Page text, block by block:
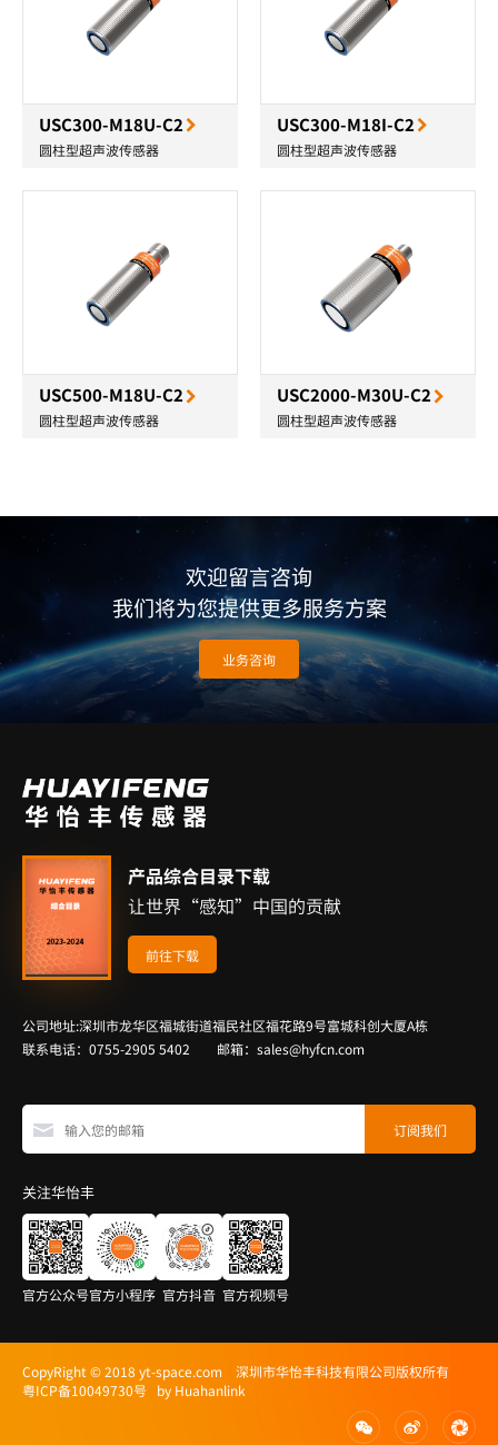
USC300-M18U-C2
圆柱型超声波传感器
USC300-M18I-C2
圆柱型超声波传感器
USC500-M18U-C2
圆柱型超声波传感器
USC2000-M30U-C2
圆柱型超声波传感器
欢迎留言咨询
我们将为您提供更多服务方案
业务咨询
产品综合目录下载
让世界“感知”中国的贡献
前往下载
公司地址:深圳市龙华区福城街道福民社区福花路9号富城科创大厦A栋
联系电话：0755-2905 5402 邮箱：sales@hyfcn.com
关注华怡丰
官方公众号官方小程序 官方抖音 官方视频号
CopyRight © 2018 yt-space.com 深圳市华怡丰科技有限公司版权所有
粤ICP备10049730号 by Huahanlink